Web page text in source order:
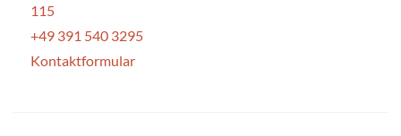
115
+49 391 540 3295
Kontaktformular